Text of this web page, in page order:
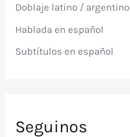
o
:
Doblaje latino / argentino
Hablada en español
Subtítulos en español
Seguinos